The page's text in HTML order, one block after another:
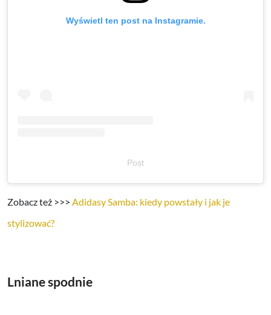
Wyświetl ten post na Instagramie.
Post
Zobacz też >>> Adidasy Samba: kiedy powstały i jak je
stylizować?
Lniane spodnie